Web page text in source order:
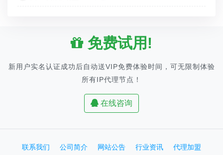
免费试用!
新用户实名认证成功后自动送VIP免费体验时间，可无限制体验
所有IP代理节点！
在线咨询
联系我们 公司简介 网站公告 行业资讯
代理加盟